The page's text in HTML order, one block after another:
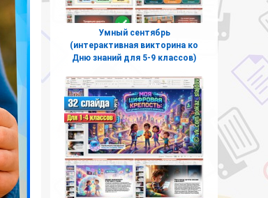
Умный сентябрь
(интерактивная викторина ко
Дню знаний для 5-9 классов)